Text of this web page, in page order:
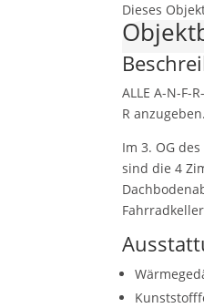
Dieses
ALLE A-N-
R anzugeben.
Im 3. OG
sind die 4